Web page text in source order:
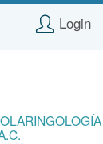
Login